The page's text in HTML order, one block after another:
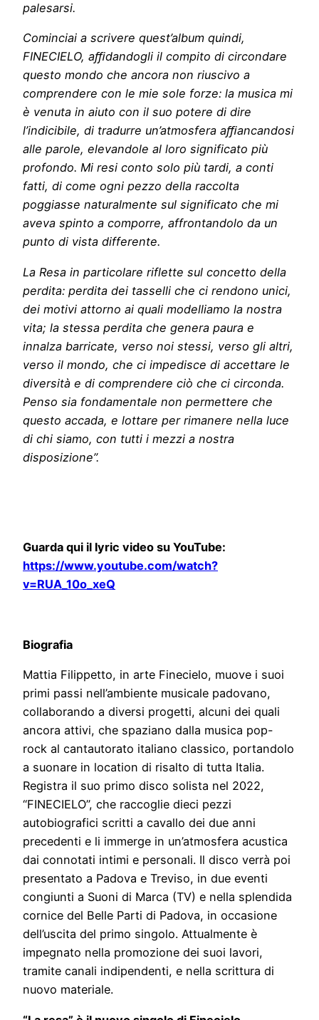
palesarsi.
Cominciai a scrivere quest’album quindi,
FINECIELO, aﬃdandogli il compito di circondare
questo mondo che ancora non riuscivo a
comprendere con le mie sole forze: la musica mi
è venuta in aiuto con il suo potere di dire
l’indicibile, di tradurre un’atmosfera aﬃancandosi
alle parole, elevandole al loro significato più
profondo. Mi resi conto solo più tardi, a conti
fatti, di come ogni pezzo della raccolta
poggiasse naturalmente sul significato che mi
aveva spinto a comporre, affrontandolo da un
punto di vista differente.
La Resa in particolare riflette sul concetto della
perdita: perdita dei tasselli che ci rendono unici,
dei motivi attorno ai quali modelliamo la nostra
vita; la stessa perdita che genera paura e
innalza barricate, verso noi stessi, verso gli altri,
verso il mondo, che ci impedisce di accettare le
diversità e di comprendere ciò che ci circonda.
Penso sia fondamentale non permettere che
questo accada, e lottare per rimanere nella luce
di chi siamo, con tutti i mezzi a nostra
disposizione”.
Guarda qui il lyric video su YouTube:
https://www.youtube.com/watch?
v=RUA_10o_xeQ
Biografia
Mattia Filippetto, in arte Finecielo, muove i suoi
primi passi nell’ambiente musicale padovano,
collaborando a diversi progetti, alcuni dei quali
ancora attivi, che spaziano dalla musica pop-
rock al cantautorato italiano classico, portandolo
a suonare in location di risalto di tutta Italia.
Registra il suo primo disco solista nel 2022,
“FINECIELO”, che raccoglie dieci pezzi
autobiografici scritti a cavallo dei due anni
precedenti e li immerge in un’atmosfera acustica
dai connotati intimi e personali. Il disco verrà poi
presentato a Padova e Treviso, in due eventi
congiunti a Suoni di Marca (TV) e nella splendida
cornice del Belle Parti di Padova, in occasione
dell’uscita del primo singolo. Attualmente è
impegnato nella promozione dei suoi lavori,
tramite canali indipendenti, e nella scrittura di
nuovo materiale.